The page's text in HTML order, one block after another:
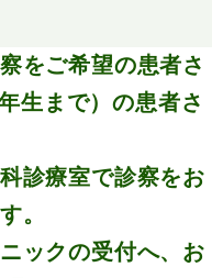
をご希望の患者さ
生まで）の患者さ
診療室で診察をお
。
ックの受付へ、お